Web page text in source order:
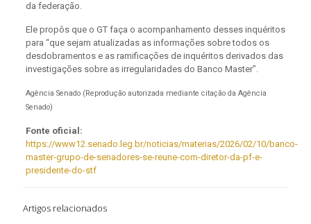
da federação.
Ele propôs que o GT faça o acompanhamento desses inquéritos
para “que sejam atualizadas as informações sobre todos os
desdobramentos e as ramificações de inquéritos derivados das
investigações sobre as irregularidades do Banco Master”.
Agência Senado (Reprodução autorizada mediante citação da Agência
Senado)
Fonte oficial:
https://www12.senado.leg.br/noticias/materias/2026/02/10/banco-
master-grupo-de-senadores-se-reune-com-diretor-da-pf-e-
presidente-do-stf
Artigos relacionados